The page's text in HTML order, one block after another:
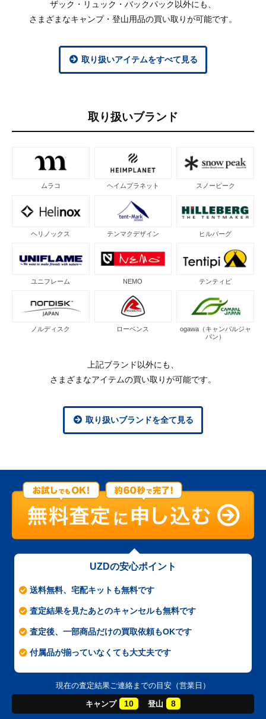
ザック・リュック・バックパック以外にも、
さまざまなキャンプ・登山用品の買い取りが可能です。
取り扱いアイテムをすべて見る
取り扱いブランド
ムラコ ヘイムプラネット スノーピーク
ヘリノックス テンマクデザイン ヒルバーグ
ユニフレーム NEMO テンティピ
ノルディスク ローベンス
ogawa（キャンパルジャ
パン）
上記ブランド以外にも、
さまざまなアイテムの買い取りが可能です。
取り扱いブランドを全て見る
UZDの安心ポイント
送料無料、宅配キットも無料です
査定結果を見たあとのキャンセルも無料です
査定後、一部商品だけの買取依頼もOKです
付属品が揃っていなくても大丈夫です
現在の査定結果ご連絡までの目安（営業日）
キャンプ 10 登山 8